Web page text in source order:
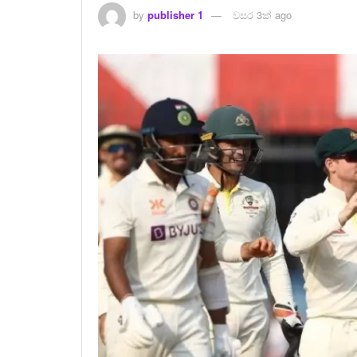
by publisher 1 වසර 3ක් ago